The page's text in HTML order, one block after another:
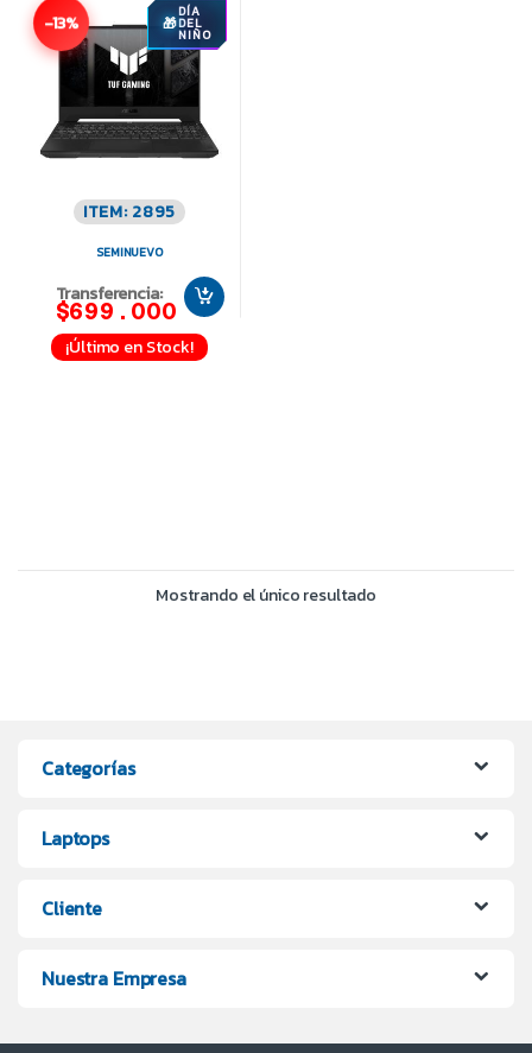
-13% DÍA
DEL
NIÑO
ITEM: 2895
SEMINUEVO
Transferencia:
$699.000
¡Último en Stock!
Mostrando el único resultado
Categorías
Laptops
Cliente
Nuestra Empresa